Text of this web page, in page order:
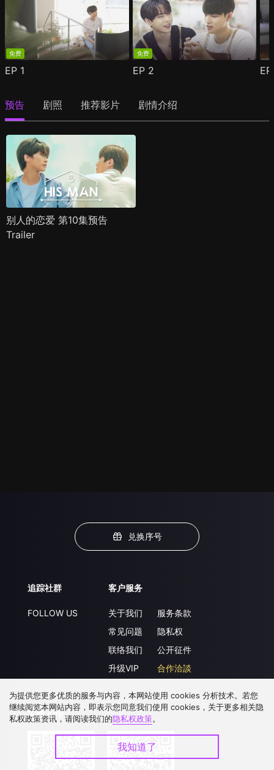
免费
EP 1
免费
EP 2
预告 剧照 推荐影片 剧情介绍
别人的恋爱 第10集预告
Trailer
兑换序号
追踪社群
FOLLOW US
客户服务
关于我们
常见问题
联络我们
升级VIP
服务条款
隐私权
公开征件
合作洽談
下载 APP
为提供您更多优质的服务与内容，本网站使用 cookies 分析技术。若您
继续阅览本网站内容，即表示您同意我们使用 cookies，关于更多相关隐
私权政策资讯，请阅读我们的隐私权政策。
我知道了